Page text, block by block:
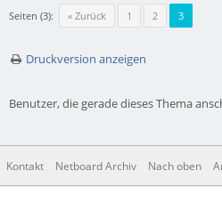
Seiten (3): « Zurück 1 2 3
Druckversion anzeigen
Benutzer, die gerade dieses Thema
Kontakt Netboard Archiv Nach oben